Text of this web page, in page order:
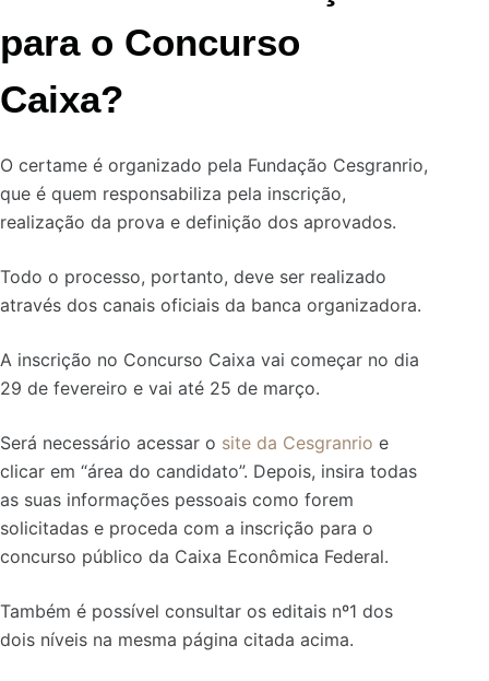
para o Concurso
Caixa?
O certame é organizado pela Fundação Cesgranrio,
que é quem responsabiliza pela inscrição,
realização da prova e definição dos aprovados.
Todo o processo, portanto, deve ser realizado
através dos canais oficiais da banca organizadora.
A inscrição no Concurso Caixa vai começar no dia
29 de fevereiro e vai até 25 de março.
Será necessário acessar o site da Cesgranrio e
clicar em “área do candidato”. Depois, insira todas
as suas informações pessoais como forem
solicitadas e proceda com a inscrição para o
concurso público da Caixa Econômica Federal.
Também é possível consultar os editais nº1 dos
dois níveis na mesma página citada acima.